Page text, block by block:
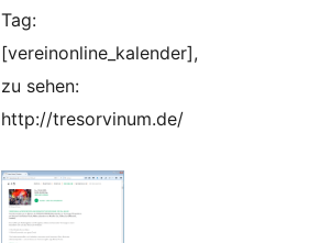
Tag:
[vereinonline_kalender],
zu sehen:
http://tresorvinum.de/